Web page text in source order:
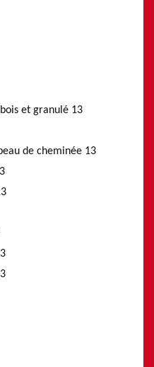
et granulé 13
de cheminée 13